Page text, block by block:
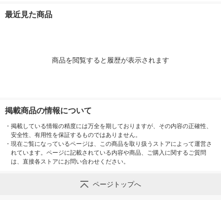
最近見た商品
商品を閲覧すると履歴が表示されます
掲載商品の情報について
・ 掲載している情報の精度には万全を期しておりますが、その内容の正確性、
安全性、有用性を保証するものではありません。
・ 現在ご覧になっているページは、この商品を取り扱うストアによって運営さ
れています。ページに記載されている内容や商品、ご購入に関するご質問
は、直接各ストアにお問い合わせください。
ページトップへ